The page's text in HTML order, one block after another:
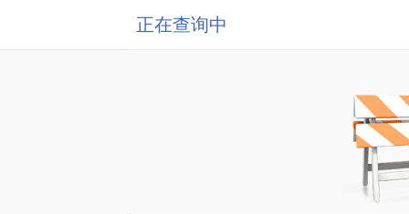
正在查询中